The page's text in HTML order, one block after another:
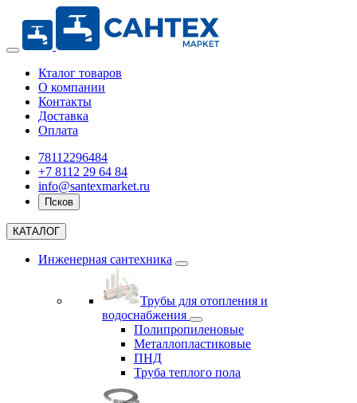
Кталог товаров
О компании
Контакты
Доставка
Оплата
78112296484
+7 8112 29 64 84
info@santexmarket.ru
Псков
КАТАЛОГ
Инженерная сантехника
Трубы для отопления и
водоснабжения
Полипропиленовые
Металлопластиковые
ПНД
Труба теплого пола